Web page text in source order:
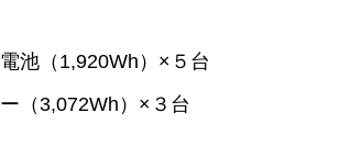
池（1,920Wh）×５台
（3,072Wh）×３台